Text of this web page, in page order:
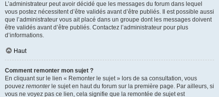
L’administrateur peut avoir décidé que les messages du forum dans lequel
vous postez nécessitent d’être validés avant d’être publiés. Il est possible aussi
que l’administrateur vous ait placé dans un groupe dont les messages doivent
être validés avant d’être publiés. Contactez l’administrateur pour plus
d’informations.
Haut
Comment remonter mon sujet ?
En cliquant sur le lien « Remonter le sujet » lors de sa consultation, vous
pouvez remonterle sujet en haut du forum sur la première page. Par ailleurs, si
vous ne voyez pas ce lien, cela signifie que la remontée de sujet est